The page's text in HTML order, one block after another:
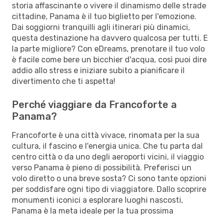
storia affascinante o vivere il dinamismo delle strade
cittadine, Panama è il tuo biglietto per l'emozione.
Dai soggiorni tranquilli agli itinerari più dinamici,
questa destinazione ha davvero qualcosa per tutti. E
la parte migliore? Con eDreams, prenotare il tuo volo
è facile come bere un bicchier d'acqua, così puoi dire
addio allo stress e iniziare subito a pianificare il
divertimento che ti aspetta!
Perché viaggiare da Francoforte a
Panama?
Francoforte è una città vivace, rinomata per la sua
cultura, il fascino e l'energia unica. Che tu parta dal
centro città o da uno degli aeroporti vicini, il viaggio
verso Panama è pieno di possibilità. Preferisci un
volo diretto o una breve sosta? Ci sono tante opzioni
per soddisfare ogni tipo di viaggiatore. Dallo scoprire
monumenti iconici a esplorare luoghi nascosti,
Panama è la meta ideale per la tua prossima